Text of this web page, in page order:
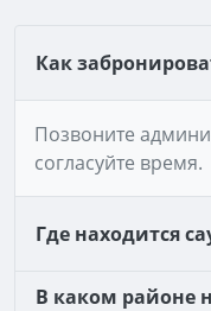
Как
Позвоните
согласуйте время.
Где находится
В каком районе